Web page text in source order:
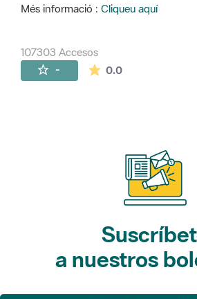
Més informació : Cliqueu aquí
107303 Accesos
- 0.0La valoración
a nuestros